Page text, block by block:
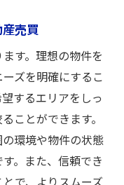
売買
す。理想の物件を
ズを明確にするこ
するエリアをしっ
ことができます。
環境や物件の状態
。また、信頼でき